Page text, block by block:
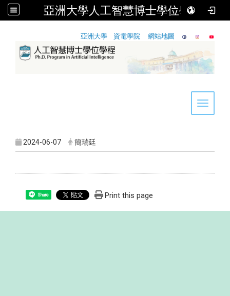
亞洲大學人工智慧博士學位學程
亞洲大學 資電學院 網站地圖
Toggle
2024-06-07 簡瑞廷
Share Print this page